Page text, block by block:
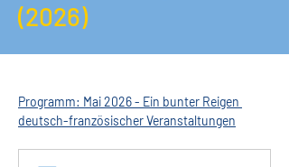
(2026)
Programm: Mai 2026 - Ein bunter Reigen
deutsch-französischer Veranstaltungen